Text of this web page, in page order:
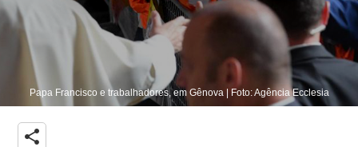
Papa Francisco e trabalhadores, em Gênova | Foto: Agência Ecclesia
share